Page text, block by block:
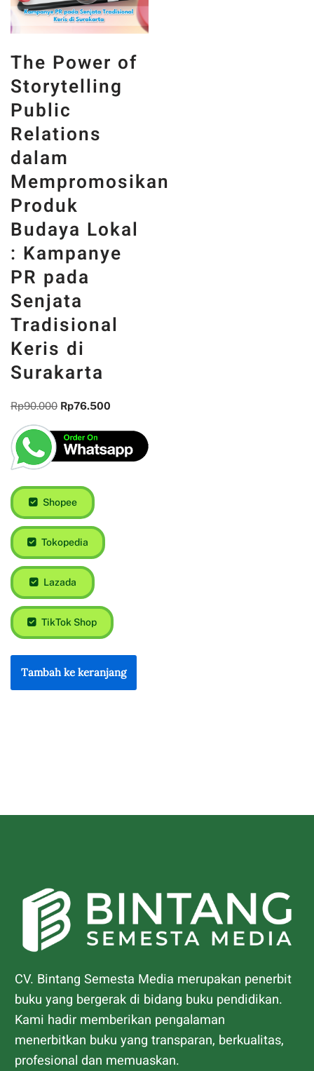
The Power of
Storytelling
Public
Relations
dalam
Mempromosikan
Produk
Budaya Lokal
: Kampanye
PR pada
Senjata
Tradisional
Keris di
Surakarta
Rp90.000 Rp76.500
Shopee
Tokopedia
Lazada
TikTok Shop
Tambah ke keranjang
CV. Bintang Semesta Media merupakan penerbit
buku yang bergerak di bidang buku pendidikan.
Kami hadir memberikan pengalaman
menerbitkan buku yang transparan, berkualitas,
profesional dan memuaskan.